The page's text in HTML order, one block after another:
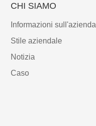
CHI SIAMO
Informazioni sull'azienda
Stile aziendale
Notizia
Caso